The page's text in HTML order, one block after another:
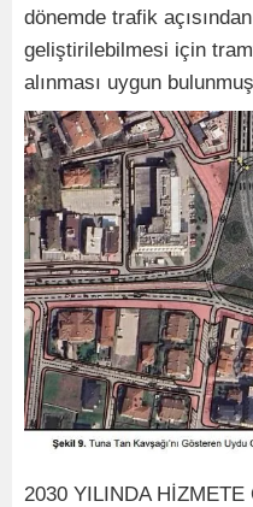
dönemde trafik
geliştirilebilmesi için
alınması uygun
2030 YILINDA